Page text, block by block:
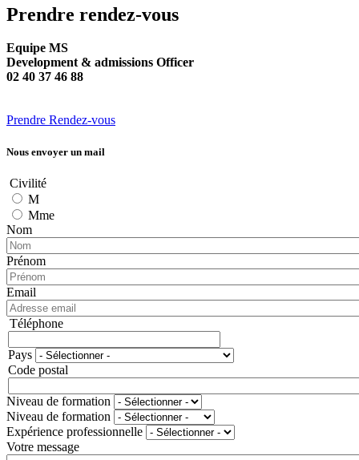
Prendre rendez-vous
Equipe MS
Development & admissions Officer
02 40 37 46 88
Prendre Rendez-vous
Nous envoyer un mail
Civilité
M
Mme
Nom
Prénom
Email
Téléphone
Adresse
Pays
Code postal
Niveau de formation
Niveau de formation
Expérience professionnelle
Votre message